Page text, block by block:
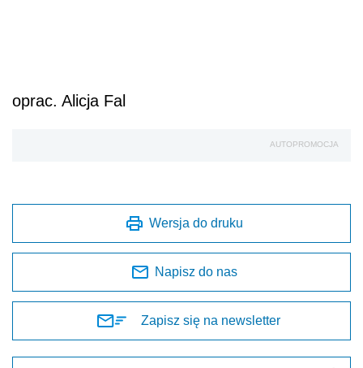
oprac. Alicja Fal
AUTOPROMOCJA
Wersja do druku
Napisz do nas
Zapisz się na newsletter